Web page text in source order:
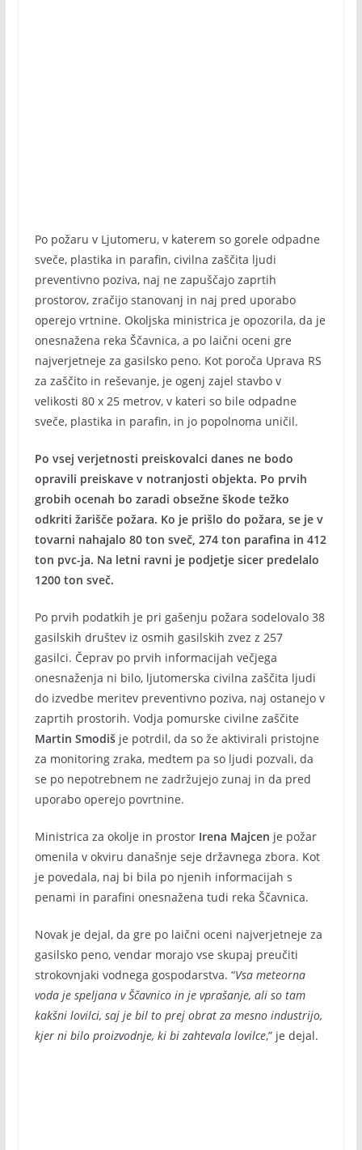
Po požaru v Ljutomeru, v katerem so gorele odpadne
sveče, plastika in parafin, civilna zaščita ljudi
preventivno poziva, naj ne zapuščajo zaprtih
prostorov, zračijo stanovanj in naj pred uporabo
operejo vrtnine. Okoljska ministrica je opozorila, da je
onesnažena reka Ščavnica, a po laični oceni gre
najverjetneje za gasilsko peno. Kot poroča Uprava RS
za zaščito in reševanje, je ogenj zajel stavbo v
velikosti 80 x 25 metrov, v kateri so bile odpadne
sveče, plastika in parafin, in jo popolnoma uničil.
Po vsej verjetnosti preiskovalci danes ne bodo
opravili preiskave v notranjosti objekta. Po prvih
grobih ocenah bo zaradi obsežne škode težko
odkriti žarišče požara. Ko je prišlo do požara, se je v
tovarni nahajalo 80 ton sveč, 274 ton parafina in 412
ton pvc-ja. Na letni ravni je podjetje sicer predelalo
1200 ton sveč.
Po prvih podatkih je pri gašenju požara sodelovalo 38
gasilskih društev iz osmih gasilskih zvez z 257
gasilci. Čeprav po prvih informacijah večjega
onesnaženja ni bilo, ljutomerska civilna zaščita ljudi
do izvedbe meritev preventivno poziva, naj ostanejo v
zaprtih prostorih. Vodja pomurske civilne zaščite
Martin Smodišje potrdil, da so že aktivirali pristojne
za monitoring zraka, medtem pa so ljudi pozvali, da
se po nepotrebnem ne zadržujejo zunaj in da pred
uporabo operejo povrtnine.
Ministrica za okolje in prostor Irena Majcen je požar
omenila v okviru današnje seje državnega zbora. Kot
je povedala, naj bi bila po njenih informacijah s
penami in parafini onesnažena tudi reka Ščavnica.
Novak je dejal, da gre po laični oceni najverjetneje za
gasilsko peno, vendar morajo vse skupaj preučiti
strokovnjaki vodnega gospodarstva. “Vsa meteorna
voda je speljana v Ščavnico in je vprašanje, ali so tam
kakšni lovilci, saj je bil to prej obrat za mesno industrijo,
kjer ni bilo proizvodnje, ki bi zahtevala lovilce,” je dejal.